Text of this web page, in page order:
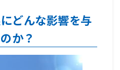
どんな影響を与
か？